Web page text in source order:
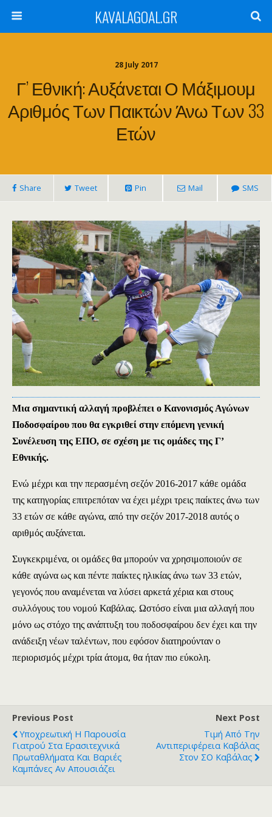
KAVALAGOAL.GR
28 July 2017
Γ’ Εθνική: Αυξάνεται Ο Μάξιμουμ
Αριθμός Των Παικτών Άνω Των 33
Ετών
Share Tweet Pin Mail SMS
Μια σημαντική αλλαγή προβλέπει ο Κανονισμός Αγώνων
Ποδοσφαίρου που θα εγκριθεί στην επόμενη γενική
Συνέλευση της ΕΠΟ, σε σχέση με τις ομάδες της Γ’
Εθνικής.
Ενώ μέχρι και την περασμένη σεζόν 2016-2017 κάθε ομάδα
της κατηγορίας επιτρεπόταν να έχει μέχρι τρεις παίκτες άνω των
33 ετών σε κάθε αγώνα, από την σεζόν 2017-2018 αυτός ο
αριθμός αυξάνεται.
Συγκεκριμένα, οι ομάδες θα μπορούν να χρησιμοποιούν σε
κάθε αγώνα ως και πέντε παίκτες ηλικίας άνω των 33 ετών,
γεγονός που αναμένεται να λύσει αρκετά χέρια και στους
συλλόγους του νομού Καβάλας. Ωστόσο είναι μια αλλαγή που
μόνο ως στόχο της ανάπτυξη του ποδοσφαίρου δεν έχει και την
ανάδειξη νέων ταλέντων, που εφόσον διατηρούνταν ο
περιορισμός μέχρι τρία άτομα, θα ήταν πιο εύκολη.
Previous Post
Υποχρεωτική Η Παρουσία
Γιατρού Στα Ερασιτεχνικά
Πρωταθλήματα Και Βαριές
Καμπάνες Αν Απουσιάζει
Next Post
Τιμή Από Την
Αντιπεριφέρεια Καβάλας
Στον ΣΟ Καβάλας